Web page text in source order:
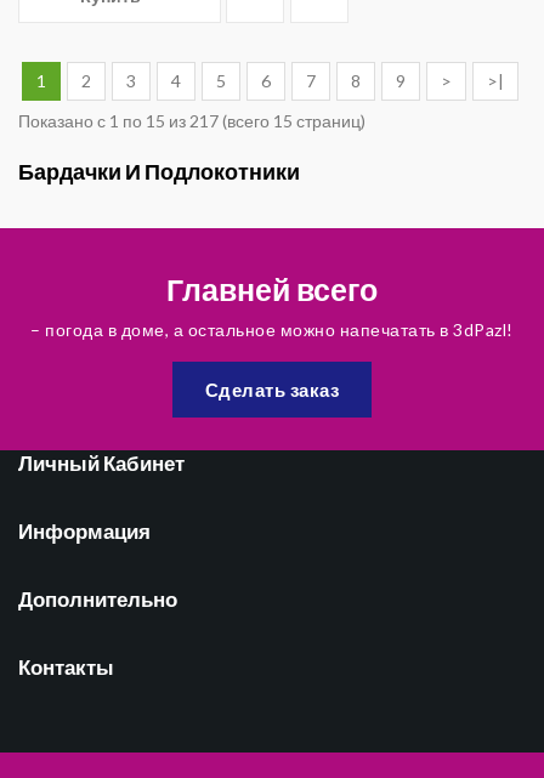
1 2 3 4 5 6 7 8 9 >
>|
Показано с 1 по 15 из 217 (всего 15 страниц)
Бардачки И Подлокотники
Главней всего
– погода в доме, а остальное можно напечатать в 3dPazl!
Сделать заказ
Личный Кабинет
Информация
Дополнительно
Контакты